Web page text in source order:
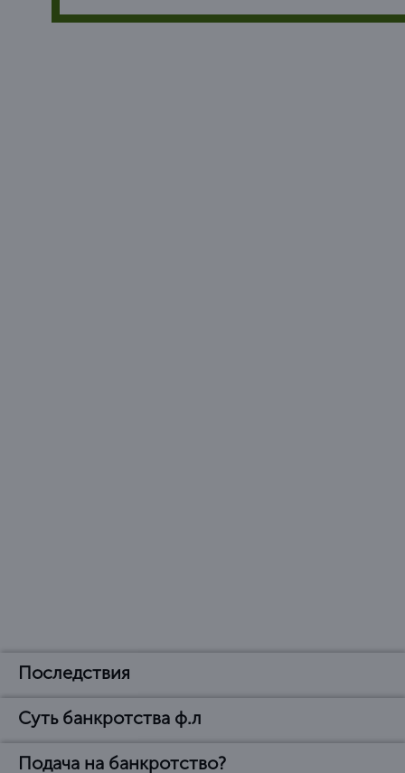
Последствия
Последствия
объявления банкротом
Суть банкротства ф.л
Подача на банкротство?